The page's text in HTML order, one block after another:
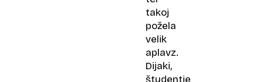
takoj
požela
velik
aplavz.
Dijaki,
študentje